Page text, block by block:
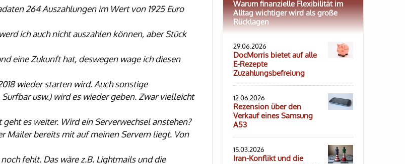
264 Auszahlungen im Wert von 1925 Euro
ich auchnicht auszahlen können, aber Stück
eineZukunft hat, deswegen wage ich diesen
wiederstarten wird. Auch sonstige
usw.) wird es wieder geben. Zwar vielleicht
es weiter. Wird ein Serverwechsel anstehen?
Mailer bereitsmit auf meinen Servern liegt. Von
fehlt. Das wäre z.B. Lightmails und die
Warum finanzielle Flexibilität im
Alltag wichtiger wird als große
Rücklagen
29.06.2026
DocMorris bietet auf alle
E-Rezepte
Zuzahlungsbefreiung
12.06.2026
Rezension über den
Verkauf eines Samsung
A53
15.03.2026
Iran-Konflikt und die